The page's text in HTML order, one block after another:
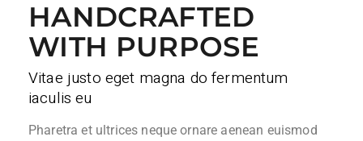
HANDCRAFTED
WITH PURPOSE
Vitae justo eget magna do fermentum
iaculis eu
Pharetra et ultrices neque ornare aenean euismod